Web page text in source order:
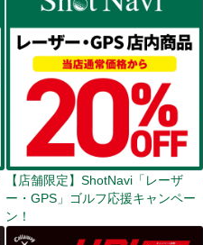
【店舗限定】ShotNavi「レーザ
ー・GPS」ゴルフ応援キャンペー
ン！